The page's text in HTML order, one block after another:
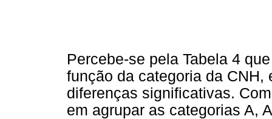
Percebe-se pela Tabela 4
função da categoria da CNH,
diferenças significativas.
em agrupar as categorias A,